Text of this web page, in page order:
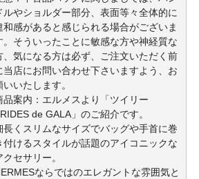
ルやショルダー部分、表面等々全体的に
和感があると感じられる場合がございま
。そういったことに敏感な方や神経質な
、気になる方は必ず、ご注文いただく前
当店にお問い合わせ下さいますよう、お
いいたします。
品案内：エルメスより「ツイリー
de GALA」のご紹介です。
長くスリムなサイズでバッグや手首に巻
付けるスタイルが話題のアイコニックな
クセサリー。
ならではのエレガントな雰囲気と